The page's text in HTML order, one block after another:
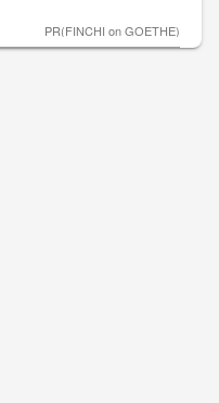
PR(FINCHI on GOETHE)